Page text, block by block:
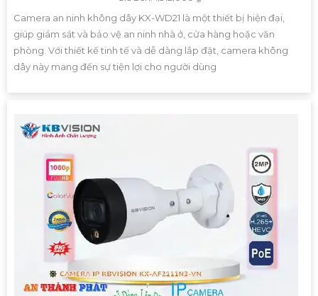
Camera an ninh không dây KX-WD21 là một thiết bị hiện đại,
giúp giám sát và bảo vệ an ninh nhà ở, cửa hàng hoặc văn
phòng. Với thiết kế tinh tế và dễ dàng lắp đặt, camera không
dây này mang đến sự tiện lợi cho người dùng